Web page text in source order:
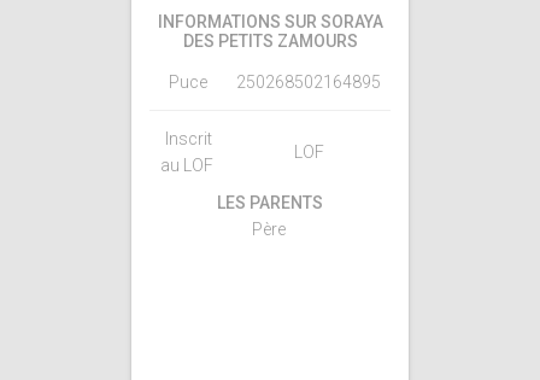
INFORMATIONS SUR SORAYA
DES PETITS ZAMOURS
Puce 250268502164895
Inscrit
au LOF
LOF
LES PARENTS
Père